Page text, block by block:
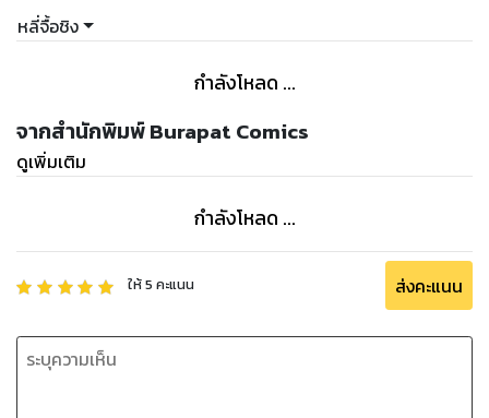
หลี่จื้อชิง
กำลังโหลด ...
จากสำนักพิมพ์ Burapat Comics
ดูเพิ่มเติม
กำลังโหลด ...
ให้5 คะแนน ส่งคะแนน